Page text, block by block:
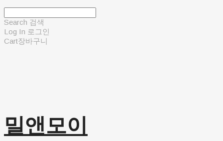
Search 검색
Log In 로그인
Cart장바구니
밀앤모이